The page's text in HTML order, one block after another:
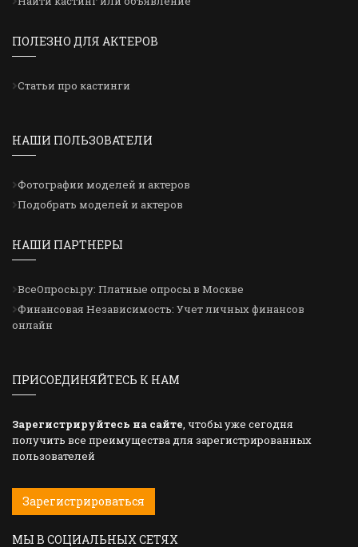
ПОЛЕЗНО ДЛЯ АКТЕРОВ
Статьи про кастинги
НАШИ ПОЛЬЗОВАТЕЛИ
Фотографии моделей и актеров
Подобрать моделей и актеров
НАШИ ПАРТНЕРЫ
ВсеОпросы.ру: Платные опросы в Москве
Финансовая Независимость: Учет личных финансов
онлайн
ПРИСОЕДИНЯЙТЕСЬ К НАМ
Зарегистрируйтесь на сайте, чтобы уже сегодня
получить все преимущества для зарегистрированных
пользователей
Зарегистрироваться
МЫ В СОЦИАЛЬНЫХ СЕТЯХ